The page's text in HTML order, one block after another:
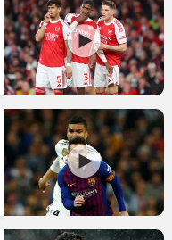
משתתפים וזוכים
תקנון משתתפים וזוכים
תקנון עבור פעילות
תקנון עבור פעילות ספורט 1 –
טניס
גיימינג E-Sports
תנאי שימוש
ספורט מוטורי
כדורמים
פוטבול אמריקאי NFL
בייסבול MLB
ספורט אתגרי ואקסטרים
אומנויות לחימה